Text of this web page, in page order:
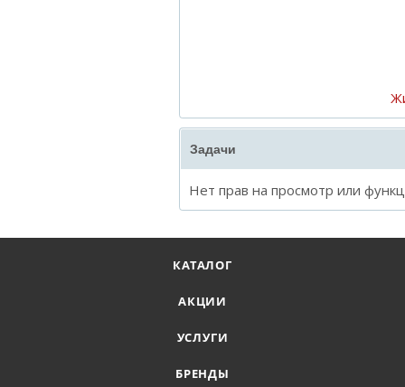
Задачи
Нет прав на просмотр или
КАТАЛОГ
АКЦИИ
УСЛУГИ
БРЕНДЫ